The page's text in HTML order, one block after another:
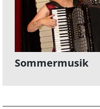
Sommermusik